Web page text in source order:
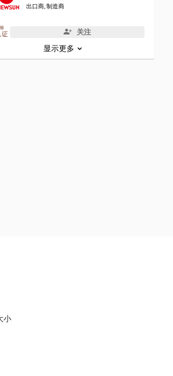
出口商, 制造商
关注
显示更多
小